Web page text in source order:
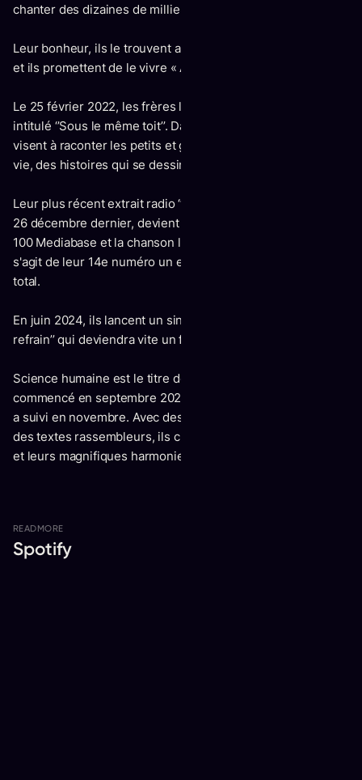
chanter des dizaines de milliers de fans de partout.
Leur bonheur, ils le trouvent aux quatre coins de la province
et ils promettent de le vivre « À tous les vents ».
Le 25 février 2022, les frères lancent leur quatrième album
intitulé ‘’Sous le même toit’’. Dans cet album, les musiciens
visent à raconter les petits et grands moments de la vraie
vie, des histoires qui se dessinent tels des Polaroïds.
Leur plus récent extrait radio ‘’Rien d’autre que toi’’, lancé le
26 décembre dernier, devient le tout nouveau #1 du Top
100 Mediabase et la chanson la plus diffusée au Québec. Il
s'agit de leur 14e numéro un en carrière, sur 18 extraits au
total.
En juin 2024, ils lancent un single intitulé ‘’Notre petit
refrain’’ qui deviendra vite un favori de nos palmarès radios.
Science humaine est le titre de la nouvelle tournée qui a
commencé en septembre 2024 et un album du même nom
a suivi en novembre. Avec des musiques accrocheuses et
des textes rassembleurs, ils charmeront par leur complicité
et leurs magnifiques harmonies vocales.
READ MORE
Spotify